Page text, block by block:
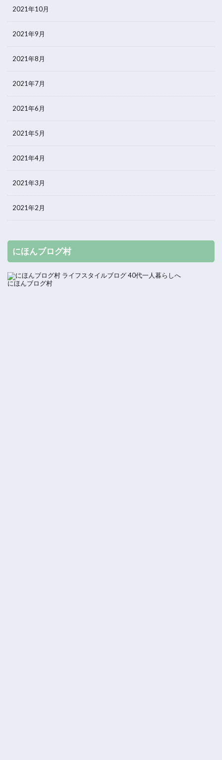
2021年10月
2021年9月
2021年8月
2021年7月
2021年6月
2021年5月
2021年4月
2021年3月
2021年2月
にほんブログ村
にほんブログ村